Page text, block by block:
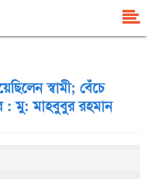
স্বামী; বেঁচে
: মু: মাহবুবুর রহমান